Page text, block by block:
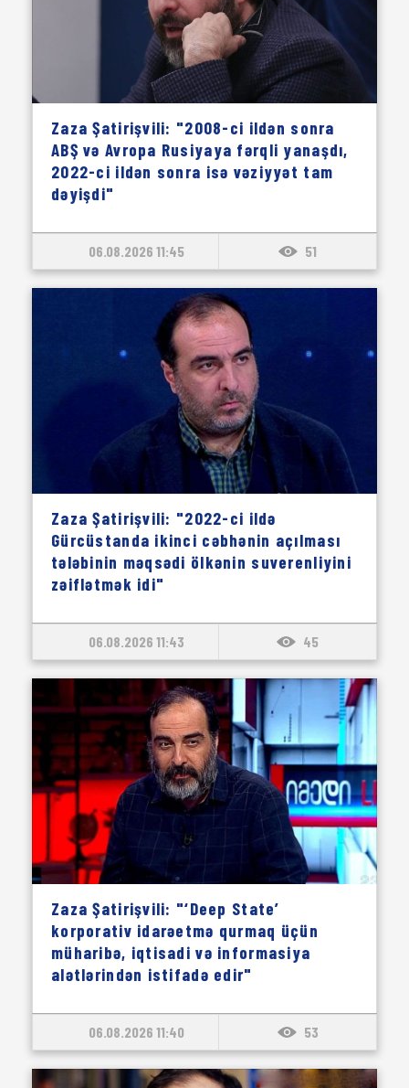
Zaza Şatirişvili: "2008-ci ildən sonra
ABŞ və Avropa Rusiyaya fərqli yanaşdı,
2022-ci ildən sonra isə vəziyyət tam
dəyişdi"
06.08.2026 11:45 51
Zaza Şatirişvili: "2022-ci ildə
Gürcüstanda ikinci cəbhənin açılması
tələbinin məqsədi ölkənin suverenliyini
zəiflətmək idi"
06.08.2026 11:43 45
Zaza Şatirişvili: "‘Deep State’
korporativ idarəetmə qurmaq üçün
müharibə, iqtisadi və informasiya
alətlərindən istifadə edir"
06.08.2026 11:40 53